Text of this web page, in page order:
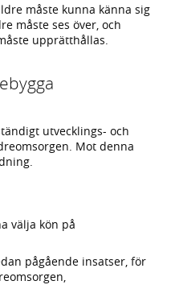
måste kunna känna sig
måste ses över, och
upprätthållas.
utvecklings- och
Mot denna
välja kön på
pågående insatser, för